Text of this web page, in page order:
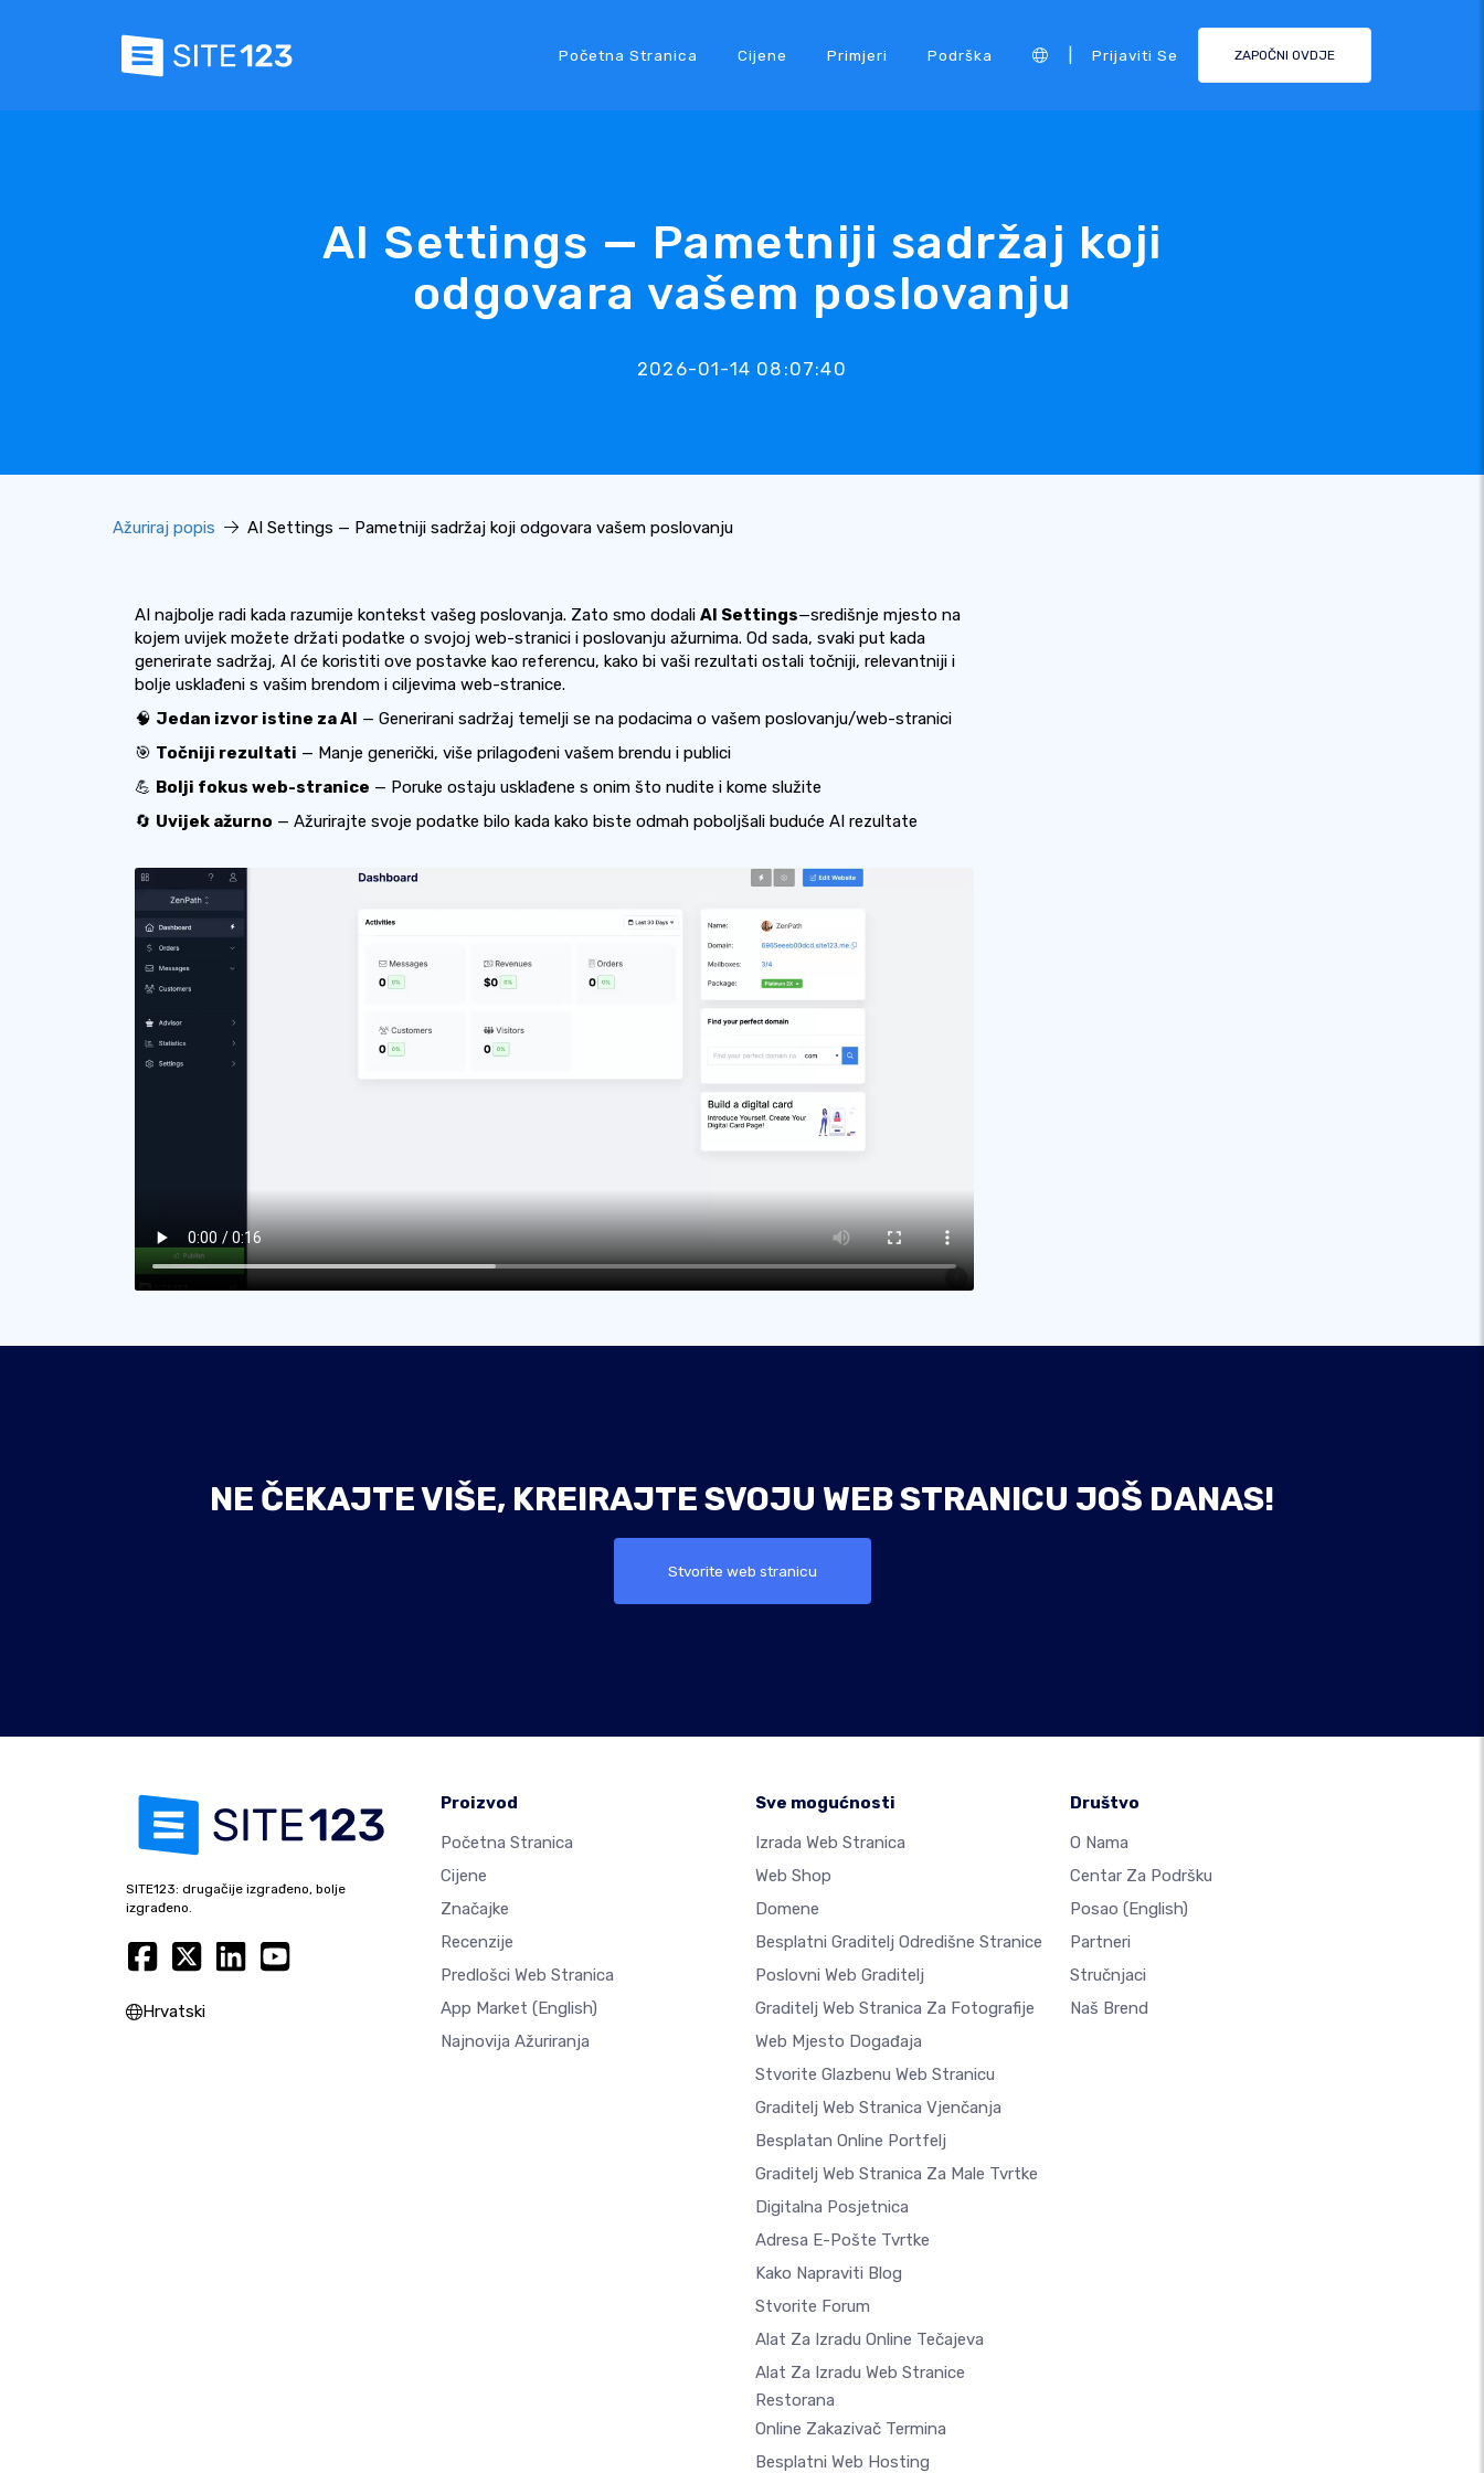
Početna Stranica Cijene Primjeri Podrška Prijaviti Se ZAPOČNI OVDJE
AI Settings — Pametniji sadržaj koji
odgovara vašem poslovanju
2026-01-14 08:07:40
Ažuriraj popis AI Settings — Pametniji sadržaj koji odgovara vašem poslovanju
AI najbolje radi kada razumije kontekst vašeg poslovanja. Zato smo dodali AI Settings—središnje mjesto na
kojem uvijek možete držati podatke o svojoj web-stranici i poslovanju ažurnima. Od sada, svaki put kada
generirate sadržaj, AI će koristiti ove postavke kao referencu, kako bi vaši rezultati ostali točniji, relevantniji i
bolje usklađeni s vašim brendom i ciljevima web-stranice.
🧠 Jedan izvor istine za AI — Generirani sadržaj temelji se na podacima o vašem poslovanju/web-stranici
🎯 Točniji rezultati — Manje generički, više prilagođeni vašem brendu i publici
💪 Bolji fokus web-stranice — Poruke ostaju usklađene s onim što nudite i kome služite
🔄 Uvijek ažurno — Ažurirajte svoje podatke bilo kada kako biste odmah poboljšali buduće AI rezultate
NE ČEKAJTE VIŠE, KREIRAJTE SVOJU WEB STRANICU JOŠ DANAS!
Stvorite web stranicu
SITE123: drugačije izgrađeno, bolje
izgrađeno.
Hrvatski
Proizvod
Početna Stranica
Cijene
Značajke
Recenzije
Predlošci Web Stranica
App Market (English)
Najnovija Ažuriranja
Sve mogućnosti
Izrada Web Stranica
Web Shop
Domene
Besplatni Graditelj Odredišne Stranice
Poslovni Web Graditelj
Graditelj Web Stranica Za Fotografije
Web Mjesto Događaja
Stvorite Glazbenu Web Stranicu
Graditelj Web Stranica Vjenčanja
Besplatan Online Portfelj
Graditelj Web Stranica Za Male Tvrtke
Digitalna Posjetnica
Adresa E-Pošte Tvrtke
Kako Napraviti Blog
Stvorite Forum
Alat Za Izradu Online Tečajeva
Alat Za Izradu Web Stranice
Restorana
Online Zakazivač Termina
Besplatni Web Hosting
Društvo
O Nama
Centar Za Podršku
Posao (English)
Partneri
Stručnjaci
Naš Brend